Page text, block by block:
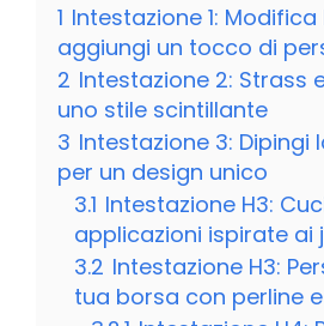
1 Intestazione 1:
aggiungi un tocco di
2 Intestazione 2: Strass
uno stile scintillante
3 Intestazione 3: Dipingi
per un design unico
3.1 Intestazione H3:
applicazioni ispirate ai
3.2 Intestazione H3:
tua borsa con perline